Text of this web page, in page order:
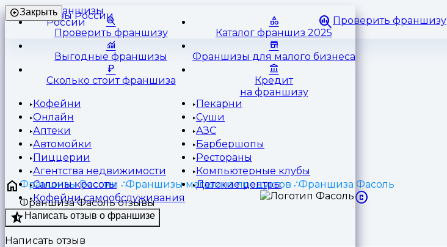
Франшизы
России
Проверить франшизу
Закрыть
Проверить франшизу Каталог франшиз 2025
Выгодные франшизы Франшизы для малого бизнеса
Сколько стоит франшиза
Кредит
на франшизу
Кофейни
Пекарни
Онлайн
Суши
Аптеки
АЗС
Автомойки
Барбершопы
Пиццерии
Рестораны
Агентства недвижимости
Компьютерные клубы
Салоны красоты
Детские центры
Кофейни самообслуживания
Франшизы России Франшизы магазина продуктов
Франшиза Фасоль
Франшиза Фасоль отзывы
Написать отзыв о франшизе
Написать отзыв